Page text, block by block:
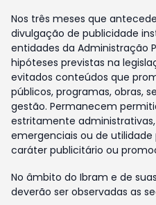
Nos três meses que
divulgação de publicidade
entidades da Administração
hipóteses previstas na
evitados conteúdos que
públicos, programas, obras,
gestão. Permanecem
estritamente
emergenciais ou de
caráter publicitário ou
No âmbito do Ibram e de
deverão ser observadas as